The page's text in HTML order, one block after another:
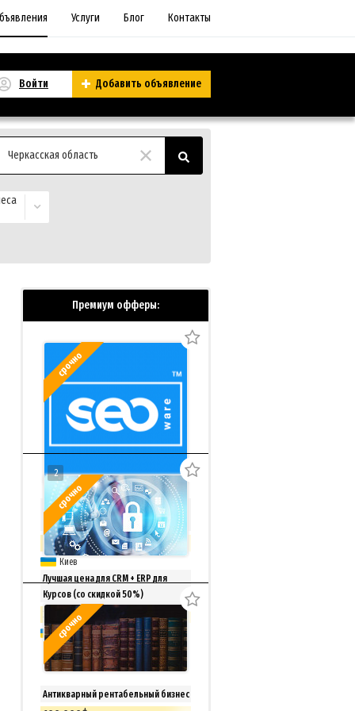
Услуги Блог Контакты
Войти Добавить объявление
Черкасская область
Премиум офферы:
срочно
2
SEO-биржа, магазин фриланс услуг
+ ТМ Seoware
999 000 грн.
Киев
срочно
Лучшая цена для CRM + ERP для
Курсов (со скидкой 50%)
33 150 грн.
доставка из г.Киев
срочно
Антикварный рентабельный бизнес